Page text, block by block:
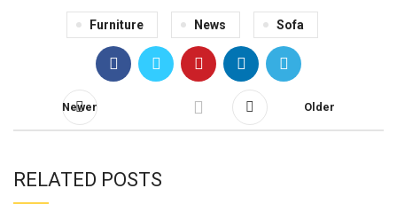
Furniture News Sofa
Newer Older
RELATED POSTS